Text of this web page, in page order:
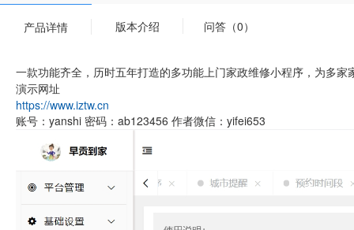
产品详情 版本介绍 问答（0）
一款功能齐全，历时五年打造的多功能上门家政维修小程序，为多
演示网址
https://www.iztw.cn
账号：yanshi 密码：ab123456 作者微信：yifei653